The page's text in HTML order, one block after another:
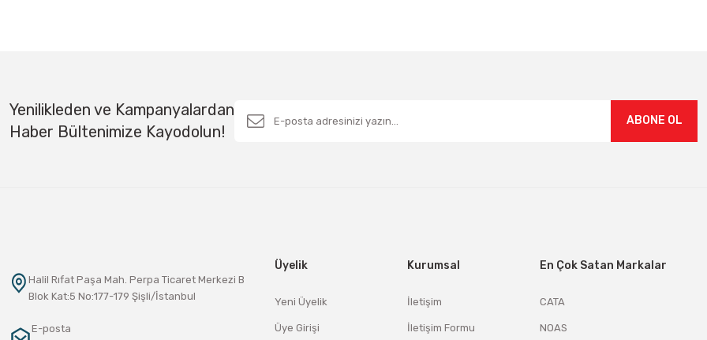
Yenilikleden ve Kampanyalardan
Haber Bültenimize Kayodolun!
ABONE OL
Halil Rıfat Paşa Mah. Perpa Ticaret Merkezi B
Blok Kat:5 No:177-179 Şişli/İstanbul
E-posta
Üyelik
Yeni Üyelik
Üye Girişi
Kurumsal
İletişim
İletişim Formu
En Çok Satan Markalar
CATA
NOAS